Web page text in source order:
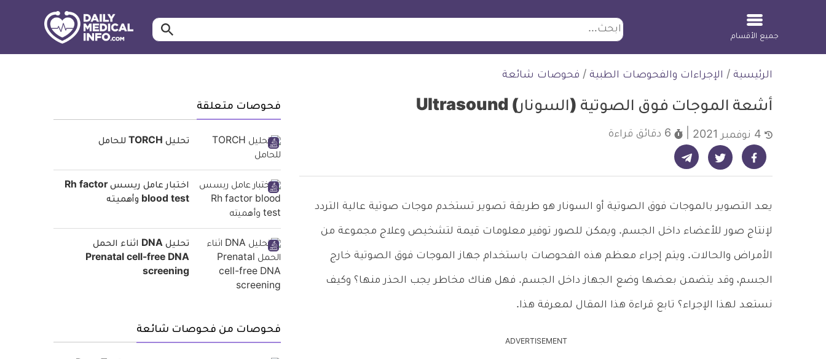
ابحث ابحث…
جميع الأقسام
الرئيسية / الإجراءات والفحوصات الطبية / فحوصات شائعة
أشعة الموجات فوق الصوتية (السونار) Ultrasound
6 دقائق قراءة
شارك على فيسبوك - ديلي ميديكال انفو شارك على تويتر - ديلي ميديكال انفو شارك على تيليجرام - ديلي ميديكال انفو
يعد التصوير بالموجات فوق الصوتية أو السونار هو طريقة تصوير تستخدم موجات صوتية عالية التردد
لإنتاج صور للأعضاء داخل الجسم. ويمكن للصور توفير معلومات قيمة لتشخيص وعلاج مجموعة من
الأمراض والحالات. ويتم إجراء معظم هذه الفحوصات باستخدام جهاز الموجات فوق الصوتية خارج
الجسم، وقد يتضمن بعضها وضع الجهاز داخل الجسم. فهل هناك مخاطر يجب الحذر منها؟ وكيف
نستعد لهذا الإجراء؟ تابع قراءة هذا المقال لمعرفة هذا.
ADVERTISEMENT
فحوصات متعلقة
تحليل TORCH للحامل
اختبار عامل ريسس Rh factor
blood test وأهميته
تحليل DNA اثناء الحمل
Prenatal cell-free DNA
screening
فحوصات من فحوصات شائعة